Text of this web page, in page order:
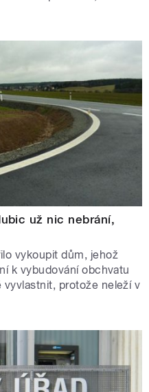
už nic nebrání,
vykoupit dům, jehož
k vybudování obchvatu
protože neleží v